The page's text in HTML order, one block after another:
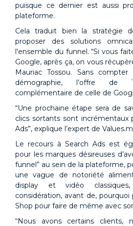
puisque ce dernier est aussi
plateforme.
Cela traduit bien la stratégie
proposer des solutions
l'ensemble du funnel. “Si vous
Google, après ça, on vous
Mauriac Tossou. Sans
démographie, l’offre
complémentaire de celle de
“Une prochaine étape sera de
clics sortants sont incrémentaux
Ads”, explique l’expert de
Le recours à Search Ads est
pour les marques désireuses
funnel” au sein de la plateforme,
une vague de notoriété
display et vidéo
considération, avant de, pourquoi
Shop pour faire de même avec
“Nous avons certains clients,